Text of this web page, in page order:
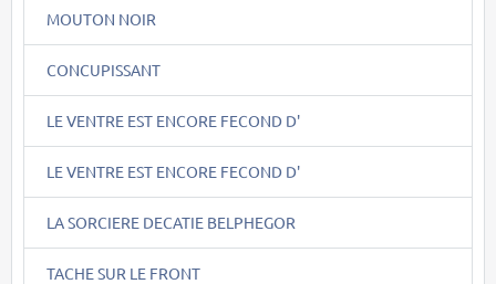
MOUTON NOIR
CONCUPISSANT
LE VENTRE EST ENCORE FECOND D'
LE VENTRE EST ENCORE FECOND D'
LA SORCIERE DECATIE BELPHEGOR
TACHE SUR LE FRONT